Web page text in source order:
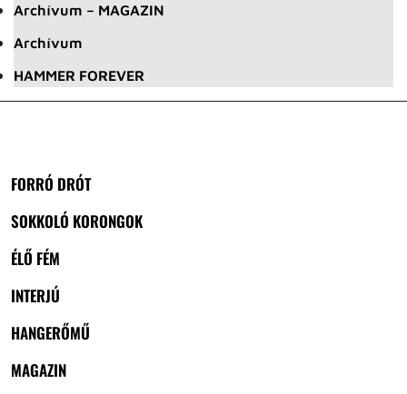
Archívum – MAGAZIN
Archívum
HAMMER FOREVER
FORRÓ DRÓT
SOKKOLÓ KORONGOK
ÉLŐ FÉM
INTERJÚ
HANGERŐMŰ
MAGAZIN